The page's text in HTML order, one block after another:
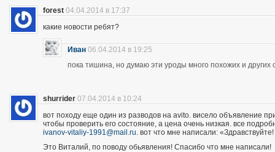
forest 04.04.2014 в 17:37
какие новости ребят?
Иван 06.04.2014 в 19:25
пока тишина, но думаю эти уроды много похожих и
shurrider 07.04.2014 в 10:24
вот походу еще один из разводов на avito. висело объявление
чтобы проверить его состояние, а цена очень низкая. все
ivanov-vitaliy-1991@mail.ru . вот что мне написали: «Здравствуйте!
Это Виталий, по поводу обьявления! Спасибо что мне написали!